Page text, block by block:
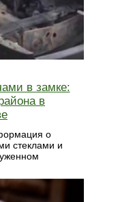
в замке:
в
о
стеклами и